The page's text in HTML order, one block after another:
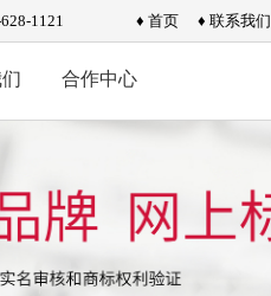
1121 ♦ 首页 ♦ 联系我们
合作中心